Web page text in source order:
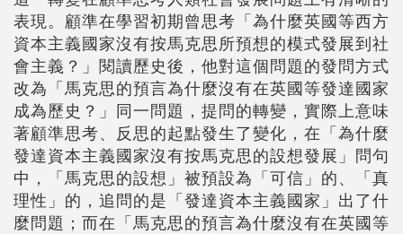
表現。顧準在學習初期曾思考「為什麼英國等西方
資本主義國家沒有按馬克思所預想的模式發展到社
會主義？」閱讀歷史後，他對這個問題的發問方式
改為「馬克思的預言為什麼沒有在英國等發達國家
成為歷史？」同一問題，提問的轉變，實際上意味
著顧準思考、反思的起點發生了變化，在「為什麼
發達資本主義國家沒有按馬克思的設想發展」問句
中，「馬克思的設想」被預設為「可信」的、「真
理性」的，追問的是「發達資本主義國家」出了什
麼問題；而在「馬克思的預言為什麼沒有在英國等